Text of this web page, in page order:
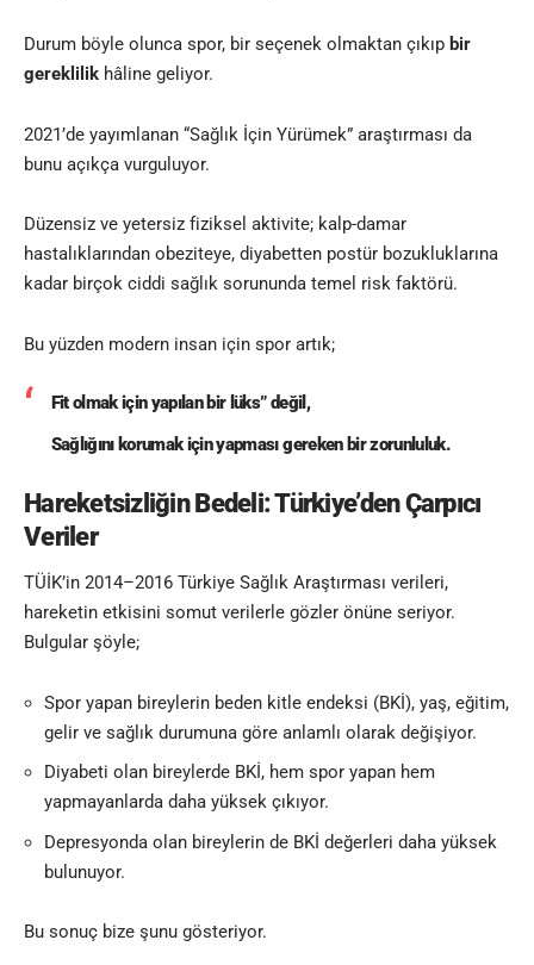
Durum böyle olunca spor, bir seçenek olmaktan çıkıp bir
gereklilik hâline geliyor.
2021’de yayımlanan “Sağlık İçin Yürümek” araştırması da
bunu açıkça vurguluyor.
Düzensiz ve yetersiz fiziksel aktivite; kalp-damar
hastalıklarından obeziteye, diyabetten postür bozukluklarına
kadar birçok ciddi sağlık sorununda temel risk faktörü.
Bu yüzden modern insan için spor artık;
Fit olmak için yapılan bir lüks” değil,
Sağlığını korumak için yapması gereken bir zorunluluk.
Hareketsizliğin Bedeli: Türkiye’den Çarpıcı
Veriler
TÜİK’in 2014–2016 Türkiye Sağlık Araştırması verileri,
hareketin etkisini somut verilerle gözler önüne seriyor.
Bulgular şöyle;
Spor yapan bireylerin beden kitle endeksi (BKİ), yaş, eğitim,
gelir ve sağlık durumuna göre anlamlı olarak değişiyor.
Diyabeti olan bireylerde BKİ, hem spor yapan hem
yapmayanlarda daha yüksek çıkıyor.
Depresyonda olan bireylerin de BKİ değerleri daha yüksek
bulunuyor.
Bu sonuç bize şunu gösteriyor.